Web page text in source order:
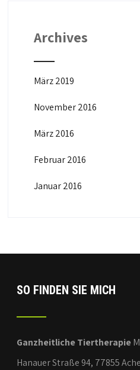
Archives
März 2019
November 2016
März 2016
Februar 2016
Januar 2016
SO FINDEN SIE MICH
Ganzheitliche Tiertherapie
Hanauer Straße 94, 77855